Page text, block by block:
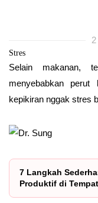
Stres
Selain makanan,
menyebabkan
kepikiran nggak stres
7 Langkah
Produktif di